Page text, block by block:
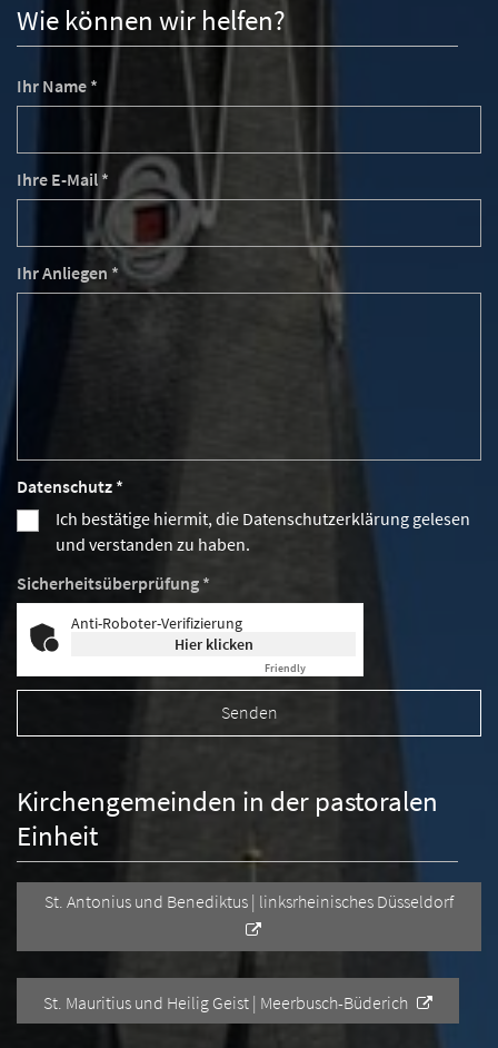
Wie können wir helfen?
Ihr Name *
Ihre E-Mail *
Ihr Anliegen *
Datenschutz *
Ich bestätige hiermit, die Datenschutzerklärung gelesen
und verstanden zu haben.
Sicherheitsüberprüfung *
Anti-Roboter-Verifizierung
Hier klicken
Friendly
Kirchengemeinden in der pastoralen
Einheit
St. Antonius und Benediktus | linksrheinisches Düsseldorf
St. Mauritius und Heilig Geist | Meerbusch-Büderich